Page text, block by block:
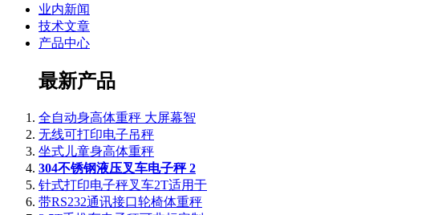
业内新闻
技术文章
产品中心
最新产品
全自动身高体重秤 大屏幕智
无线可打印电子吊秤
坐式儿童身高体重秤
304不锈钢液压叉车电子秤 2
针式打印电子秤叉车2T适用于
带RS232通讯接口轮椅体重秤